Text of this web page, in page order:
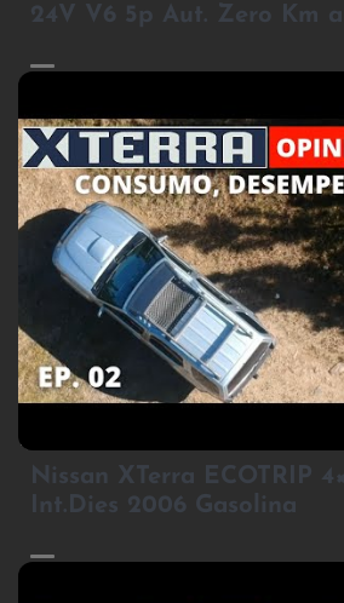
24V V6 5p Aut. Zero Km
3
Nissan XTerra ECOTRIP
Int.Dies 2006 Gasolina